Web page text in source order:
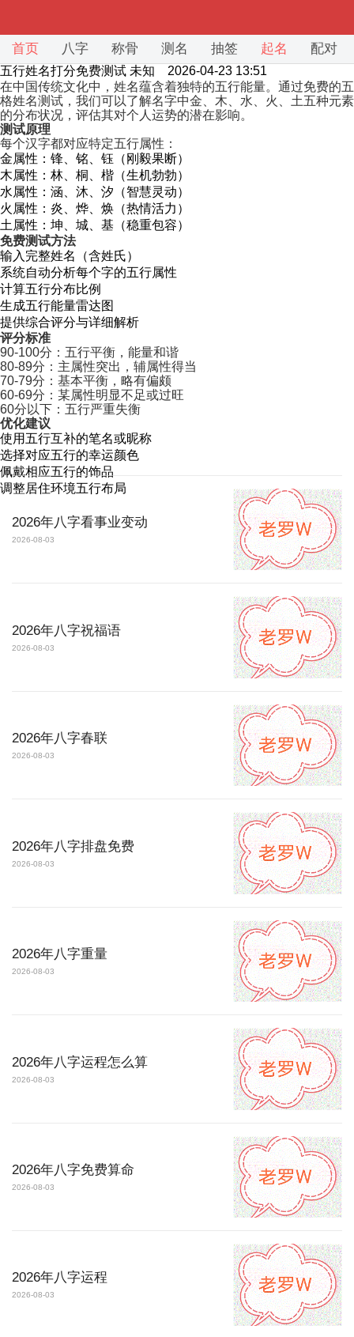
首页 八字 称骨 测名 抽签 起名 配对
五行姓名打分免费测试 未知 2026-04-23 13:51
在中国传统文化中，姓名蕴含着独特的五行能量。通过免费的五
格姓名测试，我们可以了解名字中金、木、水、火、土五种元素
的分布状况，评估其对个人运势的潜在影响。
测试原理
每个汉字都对应特定五行属性：
金属性：锋、铭、钰（刚毅果断）
木属性：林、桐、楷（生机勃勃）
水属性：涵、沐、汐（智慧灵动）
火属性：炎、烨、焕（热情活力）
土属性：坤、城、基（稳重包容）
免费测试方法
输入完整姓名（含姓氏）
系统自动分析每个字的五行属性
计算五行分布比例
生成五行能量雷达图
提供综合评分与详细解析
评分标准
90-100分：五行平衡，能量和谐
80-89分：主属性突出，辅属性得当
70-79分：基本平衡，略有偏颇
60-69分：某属性明显不足或过旺
60分以下：五行严重失衡
优化建议
使用五行互补的笔名或昵称
选择对应五行的幸运颜色
佩戴相应五行的饰品
调整居住环境五行布局
2026年八字看事业变动
2026-08-03
2026年八字祝福语
2026-08-03
2026年八字春联
2026-08-03
2026年八字排盘免费
2026-08-03
2026年八字重量
2026-08-03
2026年八字运程怎么算
2026-08-03
2026年八字免费算命
2026-08-03
2026年八字运程
2026-08-03